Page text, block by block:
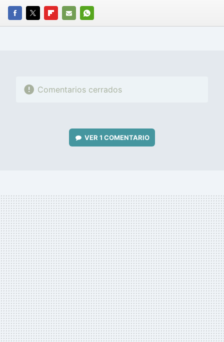
FACEBOOK
TWITTERFLIPBOARD
E-
WHATSAPP
Comentarios cerrados
VER 1 COMENTARIO